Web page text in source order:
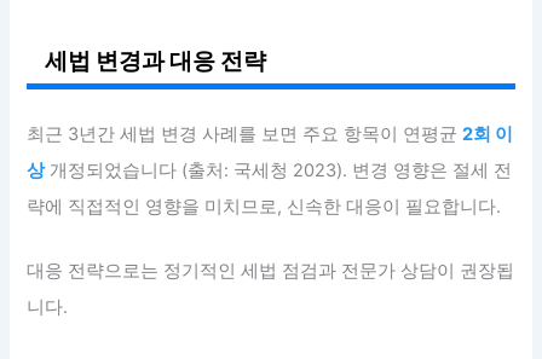
세법 변경과 대응 전략
최근 3년간 세법 변경 사례를 보면 주요 항목이 연평균2회 이
상개정되었습니다 (출처: 국세청 2023). 변경 영향은 절세 전
략에 직접적인 영향을 미치므로, 신속한 대응이 필요합니다.
대응 전략으로는 정기적인 세법 점검과 전문가 상담이 권장됩
니다.